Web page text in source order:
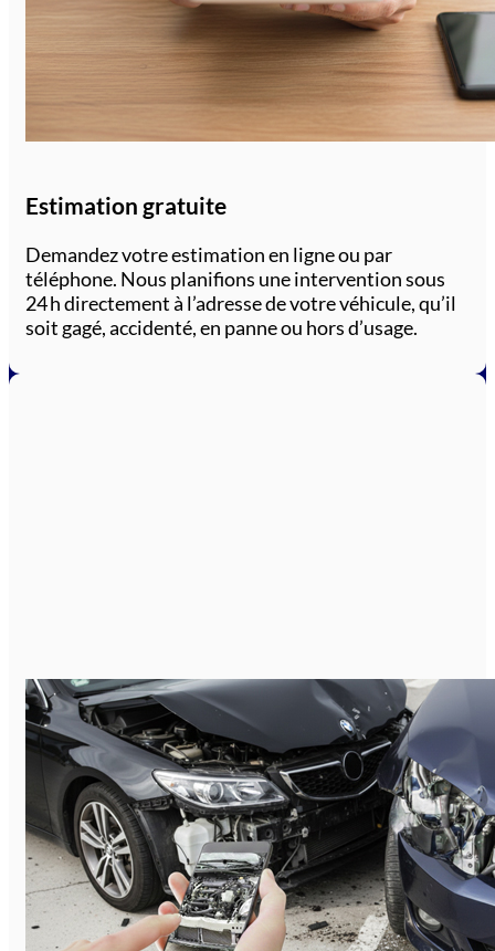
Estimation gratuite
Demandez votre estimation en ligne ou par
téléphone. Nous planifions une intervention sous
24 h directement à l’adresse de votre véhicule, qu’il
soit gagé, accidenté, en panne ou hors d’usage.